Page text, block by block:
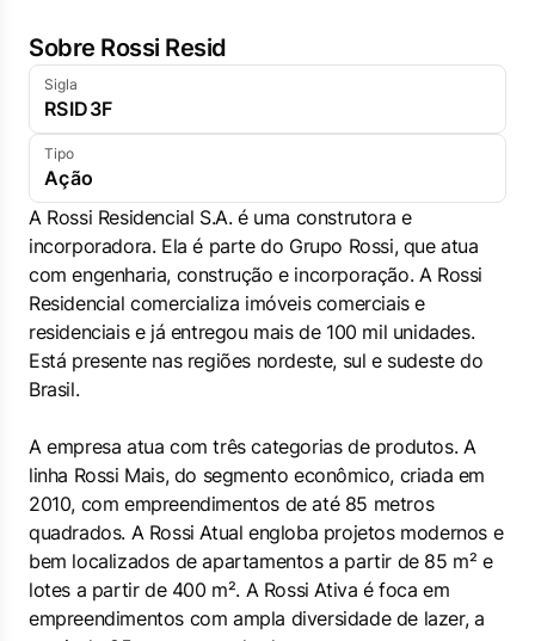
Sobre Rossi Resid
Sigla
RSID3F
Tipo
Ação
A Rossi Residencial S.A. é uma construtora e
incorporadora. Ela é parte do Grupo Rossi, que atua
com engenharia, construção e incorporação. A Rossi
Residencial comercializa imóveis comerciais e
residenciais e já entregou mais de 100 mil unidades.
Está presente nas regiões nordeste, sul e sudeste do
Brasil.
A empresa atua com três categorias de produtos. A
linha Rossi Mais, do segmento econômico, criada em
2010, com empreendimentos de até 85 metros
quadrados. A Rossi Atual engloba projetos modernos e
bem localizados de apartamentos a partir de 85 m² e
lotes a partir de 400 m². A Rossi Ativa é foca em
empreendimentos com ampla diversidade de lazer, a